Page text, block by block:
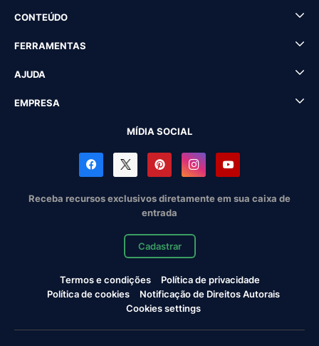
CONTEÚDO
FERRAMENTAS
AJUDA
EMPRESA
MÍDIA SOCIAL
Receba recursos exclusivos diretamente em sua caixa de
entrada
Cadastrar
Termos e condições
Política de privacidade
Política de cookies
Notificação de Direitos Autorais
Cookies settings